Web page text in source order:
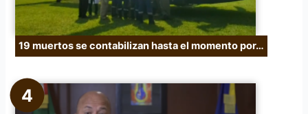
19 muertos se contabilizan hasta el momento por…